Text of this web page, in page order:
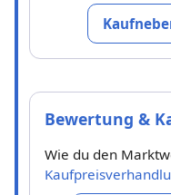
Bewertung &
Wie du den